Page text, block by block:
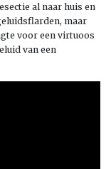
al naar huis en
maar
voor een virtuoos
van een